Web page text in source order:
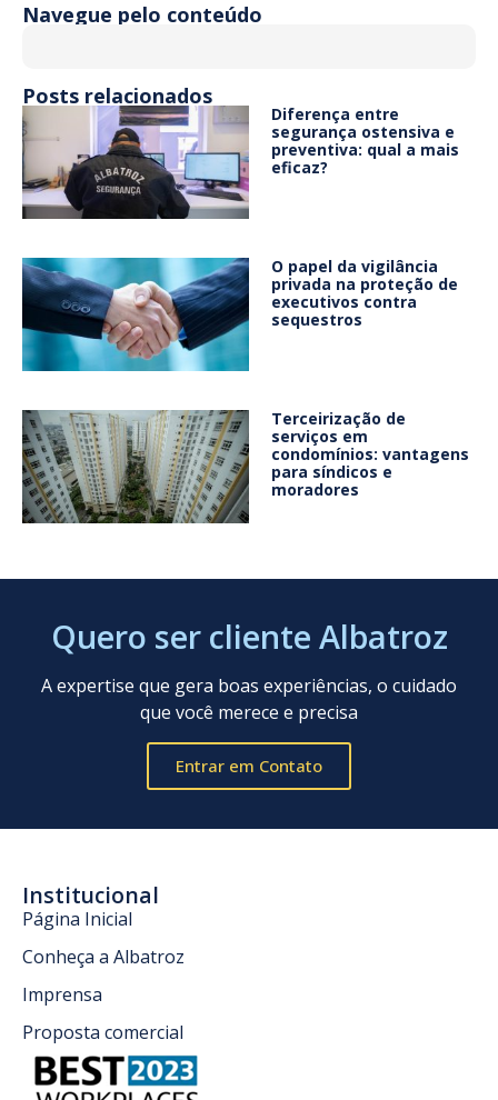
Navegue pelo conteúdo
Posts relacionados
Diferença entre
segurança ostensiva e
preventiva: qual a mais
eficaz?
O papel da vigilância
privada na proteção de
executivos contra
sequestros
Terceirização de
serviços em
condomínios: vantagens
para síndicos e
moradores
Quero ser cliente Albatroz
A expertise que gera boas experiências, o cuidado
que você merece e precisa
Entrar em Contato
Institucional
Página Inicial
Conheça a Albatroz
Imprensa
Proposta comercial